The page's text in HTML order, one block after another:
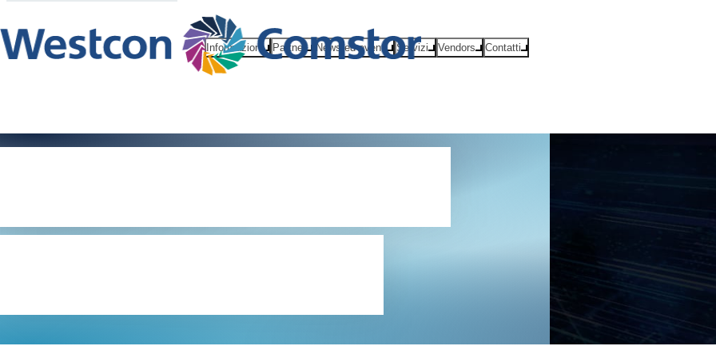
Informazioni Partner News ed eventi Servizi Vendors Contatti